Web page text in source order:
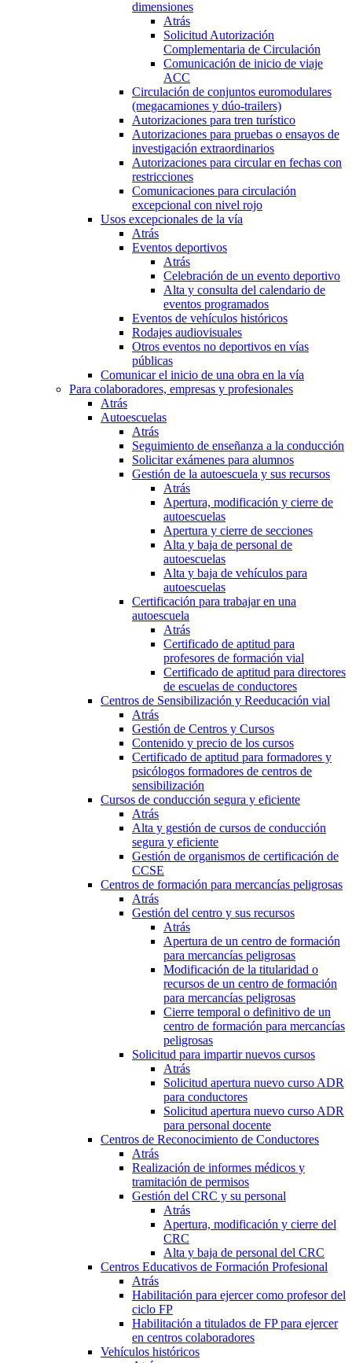
dimensiones
Atrás
Solicitud Autorización
Complementaria de Circulación
Comunicación de inicio de viaje
ACC
Circulación de conjuntos euromodulares
(megacamiones y dúo-trailers)
Autorizaciones para tren turístico
Autorizaciones para pruebas o ensayos de
investigación extraordinarios
Autorizaciones para circular en fechas con
restricciones
Comunicaciones para circulación
excepcional con nivel rojo
Usos excepcionales de la vía
Atrás
Eventos deportivos
Atrás
Celebración de un evento deportivo
Alta y consulta del calendario de
eventos programados
Eventos de vehículos históricos
Rodajes audiovisuales
Otros eventos no deportivos en vías
públicas
Comunicar el inicio de una obra en la vía
Para colaboradores, empresas y profesionales
Atrás
Autoescuelas
Atrás
Seguimiento de enseñanza a la conducción
Solicitar exámenes para alumnos
Gestión de la autoescuela y sus recursos
Atrás
Apertura, modificación y cierre de
autoescuelas
Apertura y cierre de secciones
Alta y baja de personal de
autoescuelas
Alta y baja de vehículos para
autoescuelas
Certificación para trabajar en una
autoescuela
Atrás
Certificado de aptitud para
profesores de formación vial
Certificado de aptitud para directores
de escuelas de conductores
Centros de Sensibilización y Reeducación vial
Atrás
Gestión de Centros y Cursos
Contenido y precio de los cursos
Certificado de aptitud para formadores y
psicólogos formadores de centros de
sensibilización
Cursos de conducción segura y eficiente
Atrás
Alta y gestión de cursos de conducción
segura y eficiente
Gestión de organismos de certificación de
CCSE
Centros de formación para mercancías peligrosas
Atrás
Gestión del centro y sus recursos
Atrás
Apertura de un centro de formación
para mercancías peligrosas
Modificación de la titularidad o
recursos de un centro de formación
para mercancías peligrosas
Cierre temporal o definitivo de un
centro de formación para mercancías
peligrosas
Solicitud para impartir nuevos cursos
Atrás
Solicitud apertura nuevo curso ADR
para conductores
Solicitud apertura nuevo curso ADR
para personal docente
Centros de Reconocimiento de Conductores
Atrás
Realización de informes médicos y
tramitación de permisos
Gestión del CRC y su personal
Atrás
Apertura, modificación y cierre del
CRC
Alta y baja de personal del CRC
Centros Educativos de Formación Profesional
Atrás
Habilitación para ejercer como profesor del
ciclo FP
Habilitación a titulados de FP para ejercer
en centros colaboradores
Vehículos históricos